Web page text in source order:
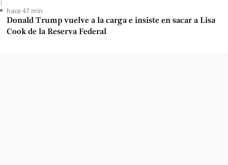
hace 47 min
Donald Trump vuelve a la carga e insiste en sacar a Lisa
Cook de la Reserva Federal